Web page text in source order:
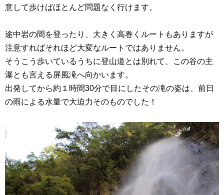
意して歩けばほとんど問題なく行けます。
途中岩の間を登ったり、大きく高巻くルートもありますが
注意すればそれほど大変なルートではありません。
そうこう歩いているうちに登山道とは別れて、この谷の主
瀑とも言える屏風滝へ向かいます。
出発してから約１時間30分で目にしたその滝の姿は、前日
の雨による水量で大迫力そのものでした！